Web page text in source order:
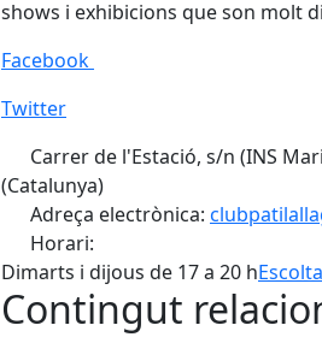
shows i exhibicions que son molt
Facebook
Twitter
Carrer de l'Estació, s/n (INS
(Catalunya)
Adreça electrònica:
Horari:
Dimarts i dijous de 17 a 20 h
Contingut